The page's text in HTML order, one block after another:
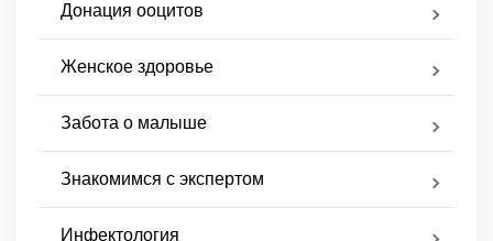
Донация ооцитов
Женское здоровье
Забота о малыше
Знакомимся с экспертом
Инфектология